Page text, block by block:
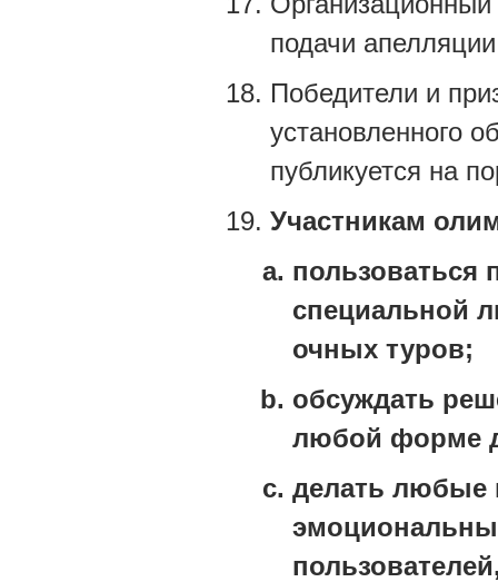
подачи
Победители и
установленного
публикуется на
Участникам
специальной
очных туров;
обсуждать
любой форме
делать любые